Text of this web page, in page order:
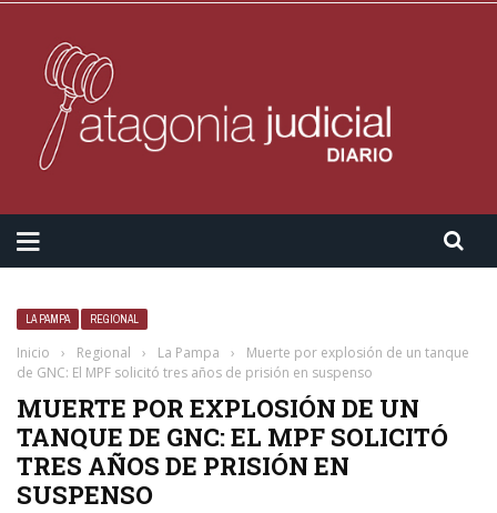
LA PAMPA REGIONAL
Inicio › Regional › La Pampa ›
Muerte por explosión de un tanque
de GNC: El MPF solicitó tres años de prisión en suspenso
MUERTE POR EXPLOSIÓN DE UN
TANQUE DE GNC: EL MPF SOLICITÓ
TRES AÑOS DE PRISIÓN EN
SUSPENSO